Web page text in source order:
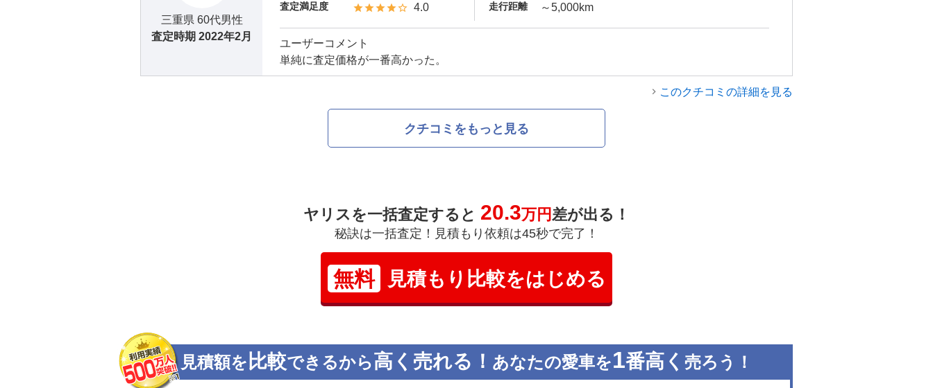
三重県 60代男性
査定時期 2022年2月
査定満足度 4.0 走行距離 ～5,000km
ユーザーコメント
単純に査定価格が一番高かった。
このクチコミの詳細を見る
クチコミをもっと見る
ヤリスを一括査定すると 20.3万円差が出る！
秘訣は一括査定！見積もり依頼は45秒で完了！
無料 見積もり比較をはじめる
見積額を 比較できるから高く売れる！ あなたの愛車を1番高く 売ろう！